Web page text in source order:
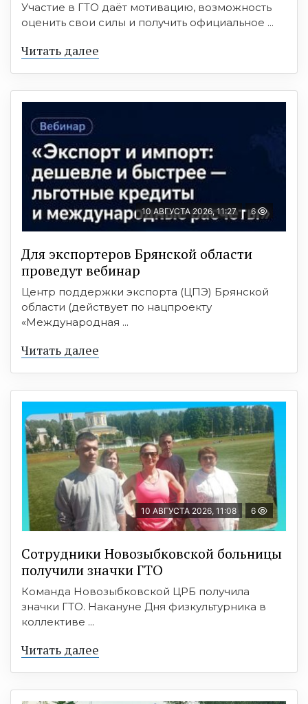
Участие в ГТО даёт мотивацию, возможность
оценить свои силы и получить официальное ...
Читать далее
10 АВГУСТА 2026, 11:27 6
Для экспортеров Брянской области
проведут вебинар
Центр поддержки экспорта (ЦПЭ) Брянской
области (действует по нацпроекту
«Международная ...
Читать далее
10 АВГУСТА 2026, 11:08 6
Сотрудники Новозыбковской больницы
получили значки ГТО
Команда Новозыбковской ЦРБ получила
значки ГТО. Накануне Дня физкультурника в
коллективе ...
Читать далее